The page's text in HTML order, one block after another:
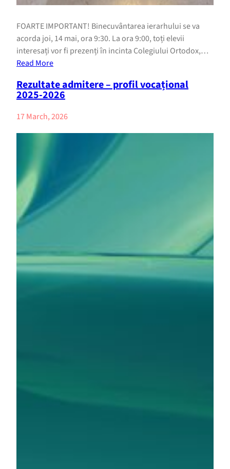
FOARTE IMPORTANT! Binecuvântarea ierarhului se va
acorda joi, 14 mai, ora 9:30. La ora 9:00, toți elevii
interesați vor fi prezenți în incinta Colegiului Ortodox,…
Read More
Rezultate admitere – profil vocațional
2025-2026
17 March, 2026